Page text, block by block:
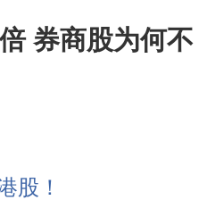
券商股为何不
股！